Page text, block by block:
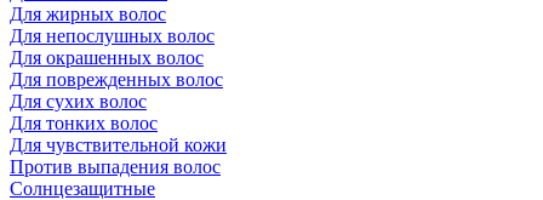
Для жирных волос
Для непослушных волос
Для окрашенных волос
Для поврежденных волос
Для сухих волос
Для тонких волос
Для чувствительной кожи
Против выпадения волос
Солнцезащитные